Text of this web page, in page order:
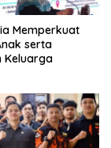
Memperkuat
serta
Keluarga